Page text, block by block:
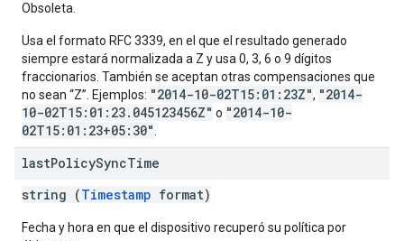
Obsoleta.
Usa el formato RFC 3339, en el que el resultado generado
siempre estará normalizada a Z y usa 0, 3, 6 o 9 dígitos
fraccionarios. También se aceptan otras compensaciones que
no sean “Z”. Ejemplos: "2014-10-02T15:01:23Z", "2014-
10-02T15:01:23.045123456Z" o "2014-10-
02T15:01:23+05:30"
lastPolicySyncTime
string (Timestamp format)
Fecha y hora en que el dispositivo recuperó su política por